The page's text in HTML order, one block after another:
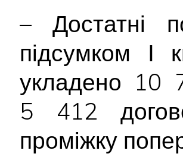
– Достатні
підсумком І
укладено 10
5 412
проміжку